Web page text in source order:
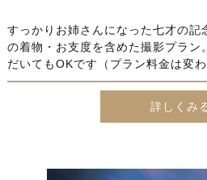
すっかりお姉さんになった七才の記
の着物・お支度を含めた撮影プラン
だいてもOKです（プラン料金は変わ
詳しくみ